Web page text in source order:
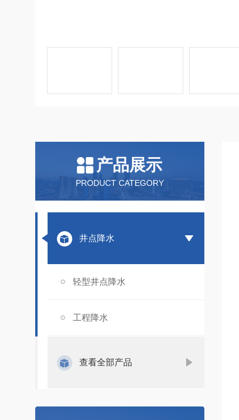
产品展示
PRODUCT CATEGORY
井点降水
轻型井点降水
工程降水
查看全部产品